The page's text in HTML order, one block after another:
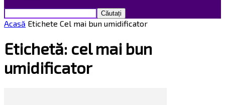
Acasă Etichete Cel mai bun umidificator
Etichetă: cel mai bun
umidificator